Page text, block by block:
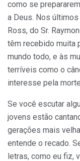
como se
a Deus. Nos
Ross, do Sr.
têm recebido muita
mundo todo, e às
terríveis como o
interesse pela
Se você escutar
jovens estão
gerações mais
entende o recado.
letras, como eu fiz,